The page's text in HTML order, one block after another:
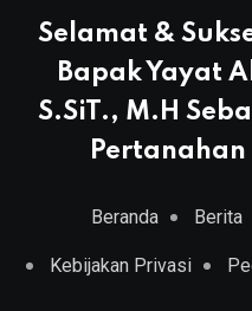
Selamat &
Bapak Yayat
S.SiT., M.H
Beranda Berita
Kebijakan Privasi